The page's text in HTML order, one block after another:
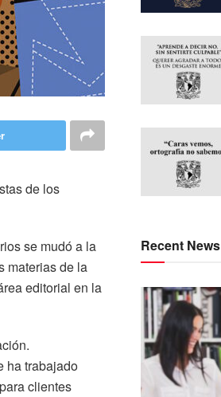
de los
se mudó a la
materias de la
editorial en la
ha trabajado
clientes
Recent News